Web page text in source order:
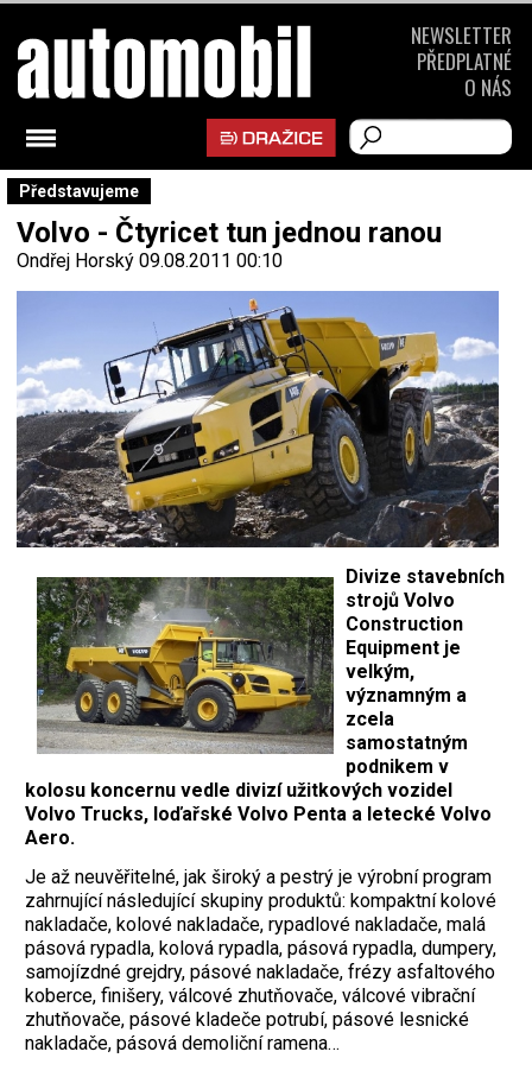
Představujeme
Volvo - Čtyricet tun jednou ranou
Ondřej Horský 09.08.2011 00:10
Divize stavebních
strojů Volvo
Construction
Equipment je
velkým,
významným a
zcela
samostatným
podnikem v
kolosu koncernu vedle divizí užitkových vozidel
Volvo Trucks, loďařské Volvo Penta a letecké Volvo
Aero.
Je až neuvěřitelné, jak široký a pestrý je výrobní program
zahrnující následující skupiny produktů: kompaktní kolové
nakladače, kolové nakladače, rypadlové nakladače, malá
pásová rypadla, kolová rypadla, pásová rypadla, dumpery,
samojízdné grejdry, pásové nakladače, frézy asfaltového
koberce, finišery, válcové zhutňovače, válcové vibrační
zhutňovače, pásové kladeče potrubí, pásové lesnické
nakladače, pásová demoliční ramena…
NEWSLETTER
PŘEDPLATNÉ
O NÁS